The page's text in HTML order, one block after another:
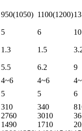
950(1050) 1100(1200)
5 6
10
1.3 1.5
5.5 6.2
9
4~6 4~6
5 5
6
310 340
2760 3010
1490 1710